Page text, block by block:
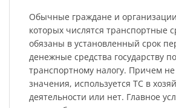
Обычные граждане и
которых числятся транспортные
обязаны в установленный срок
денежные средства государству по
транспортному налогу. Причем
значения, используется ТС в
деятельности или нет. Главное